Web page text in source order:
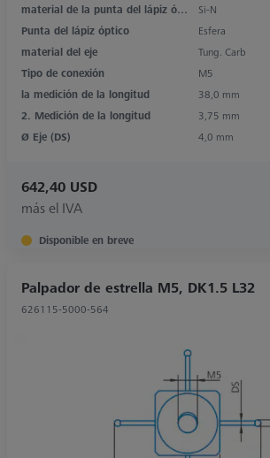
material de la punta del lápiz óptico
Si-N
Punta del lápiz óptico
Esfera
material del eje
Tung. Carb
Tipo de conexión
M5
la medición de la longitud
38,0 mm
2. Medición de la longitud
3,75 mm
Ø Eje (DS)
4,0 mm
642,40 USD
más el IVA
Disponible en breve
Palpador de estrella M5, DK1.5 L32
626115-5000-564